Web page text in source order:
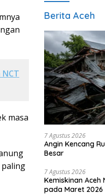
masa
paling
Berita Aceh
7 Agustus 2026
Angin Kencang
Besar
7 Agustus 2026
Kemiskinan Aceh
pada Maret 2026